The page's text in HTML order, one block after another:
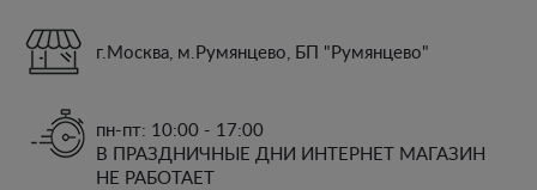
Рассылкаг.Москва, м.Румянцево, БП "Румянцево"
пн-пт: 10:00 - 17:00
В ПРАЗДНИЧНЫЕ ДНИ ИНТЕРНЕТ МАГАЗИН
НЕ РАБОТАЕТ